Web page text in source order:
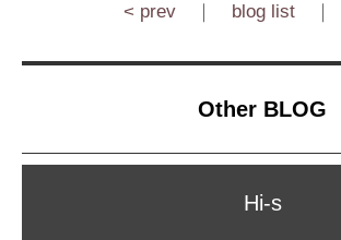
< prev｜ blog list｜
Other BLOG
Hi-s